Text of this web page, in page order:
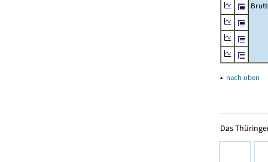
▴ nach oben
Das